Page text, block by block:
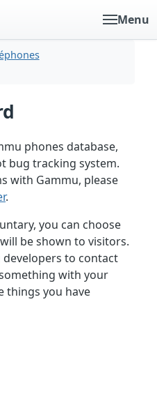
Menu
phones database,
bug tracking system.
with Gammu, please
.
you can choose
be shown to visitors.
developers to contact
with your
things you have